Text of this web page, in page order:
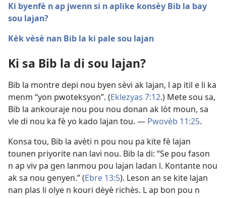
Ki byenfè n ap jwenn si n aplike konsèy Bib la bay
sou lajan?
Kèk vèsè nan Bib la ki pale sou lajan
Ki sa Bib la di sou lajan?
Bib la montre depi nou byen sèvi ak lajan, l ap itil e li ka
menm “yon pwoteksyon”. (Eklezyas 7:12.) Mete sou sa,
Bib la ankouraje nou pou nou donan ak lòt moun, sa
vle di nou ka fè yo kado lajan tou. — Pwovèb 11:25.
Konsa tou, Bib la avèti n pou nou pa kite fè lajan
tounen priyorite nan lavi nou. Bib la di: “Se pou fason
n ap viv pa gen lanmou pou lajan ladan l. Kontante nou
ak sa nou genyen.” (Ebre 13:5). Leson an se kite lajan
nan plas li olye n kouri dèyè richès. L ap bon pou n